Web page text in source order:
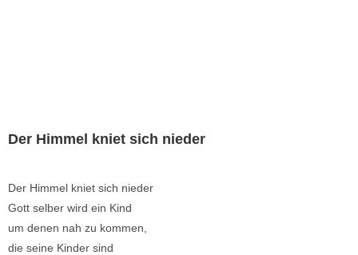
Der Himmel kniet sich nieder
Der Himmel kniet sich nieder
Gott selber wird ein Kind
um denen nah zu kommen,
die seine Kinder sind